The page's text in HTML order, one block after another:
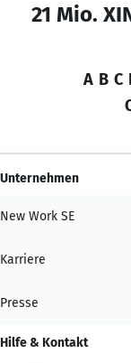
21 Mio.
A B C
Unternehmen
New Work SE
Karriere
Presse
Hilfe & Kontakt